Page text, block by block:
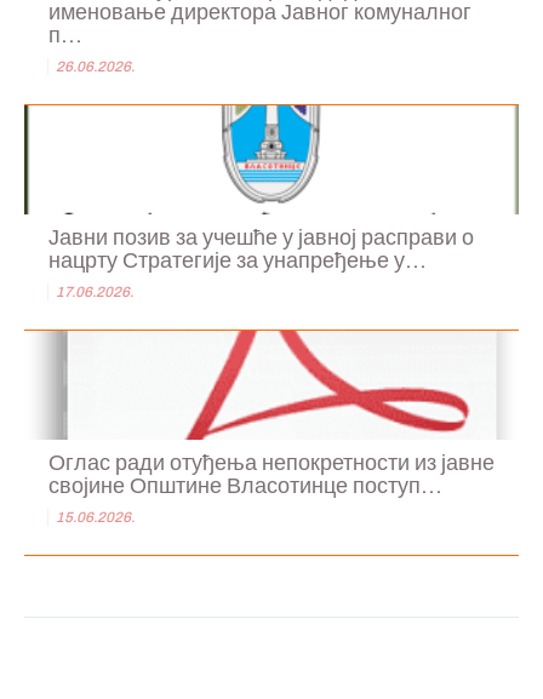
именовање директора Јавног комуналног
п...
26.06.2026.
Јавни позив за учешће у јавној расправи о
нацрту Стратегије за унапређење у...
17.06.2026.
Оглас ради отуђења непокретности из јавне
својине Општине Власотинце поступ...
15.06.2026.